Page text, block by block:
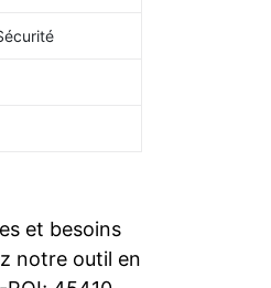
et besoins
notre outil en